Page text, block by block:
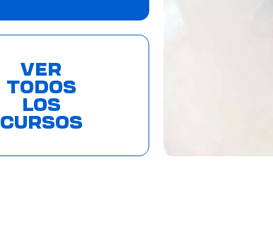
VER
TODOS
LOS
CURSOS